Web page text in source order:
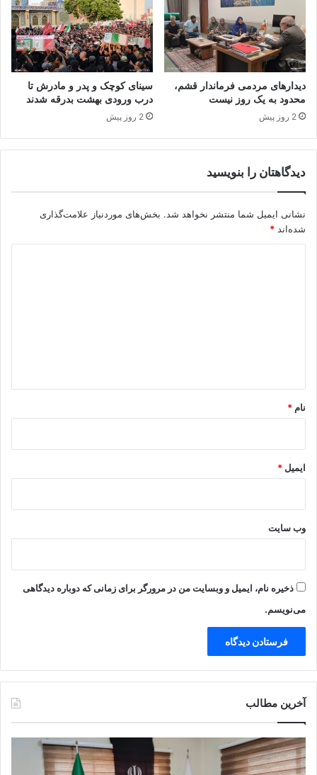
دیدارهای مردمی فرماندار قشم،
محدود به یک روز نیست
2 روز پیش
سینای کوچک و پدر و مادرش تا
درب ورودی بهشت بدرقه شدند
2 روز پیش
دیدگاهتان را بنویسید
نشانی ایمیل شما منتشر نخواهد شد. بخش‌های موردنیاز علامت‌گذاری
شده‌اند *
نام *
ایمیل *
وب‌ سایت
ذخیره نام، ایمیل و وبسایت من در مرورگر برای زمانی که دوباره دیدگاهی
می‌نویسم.
آخرین مطالب